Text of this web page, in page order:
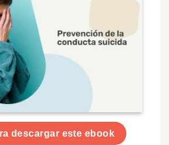
descargar este ebook